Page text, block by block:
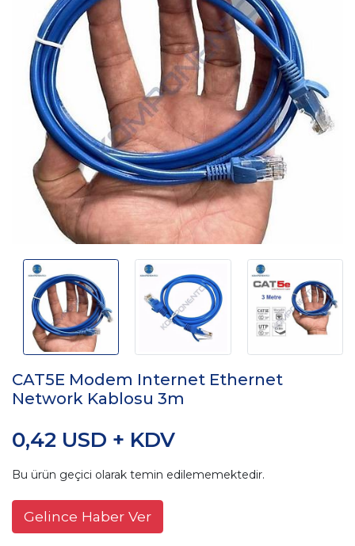
CAT5E Modem Internet Ethernet
Network Kablosu 3m
0,42 USD + KDV
Bu ürün geçici olarak temin edilememektedir.
Gelince Haber Ver